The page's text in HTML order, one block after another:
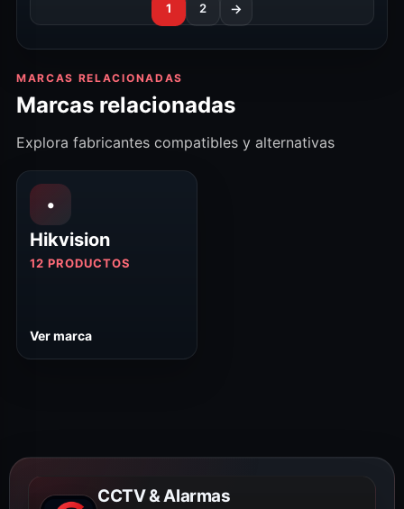
1 2 →
MARCAS RELACIONADAS
Marcas relacionadas
Explora fabricantes compatibles y alternativas
•
Hikvision
12 PRODUCTOS
Ver marca
CCTV & Alarmas